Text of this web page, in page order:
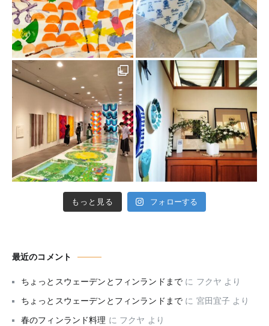
もっと見る フォローする
最近のコメント
ちょっとスウェーデンとフィンランドまで に フクヤ より
ちょっとスウェーデンとフィンランドまで に 宮田宜子 より
春のフィンランド料理 に フクヤ より